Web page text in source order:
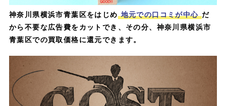
神奈川県横浜市青葉区をはじめ 地元での口コミが中心 だ
から不要な広告費をカットでき、その分、神奈川県横浜市
青葉区での買取価格に還元できます。